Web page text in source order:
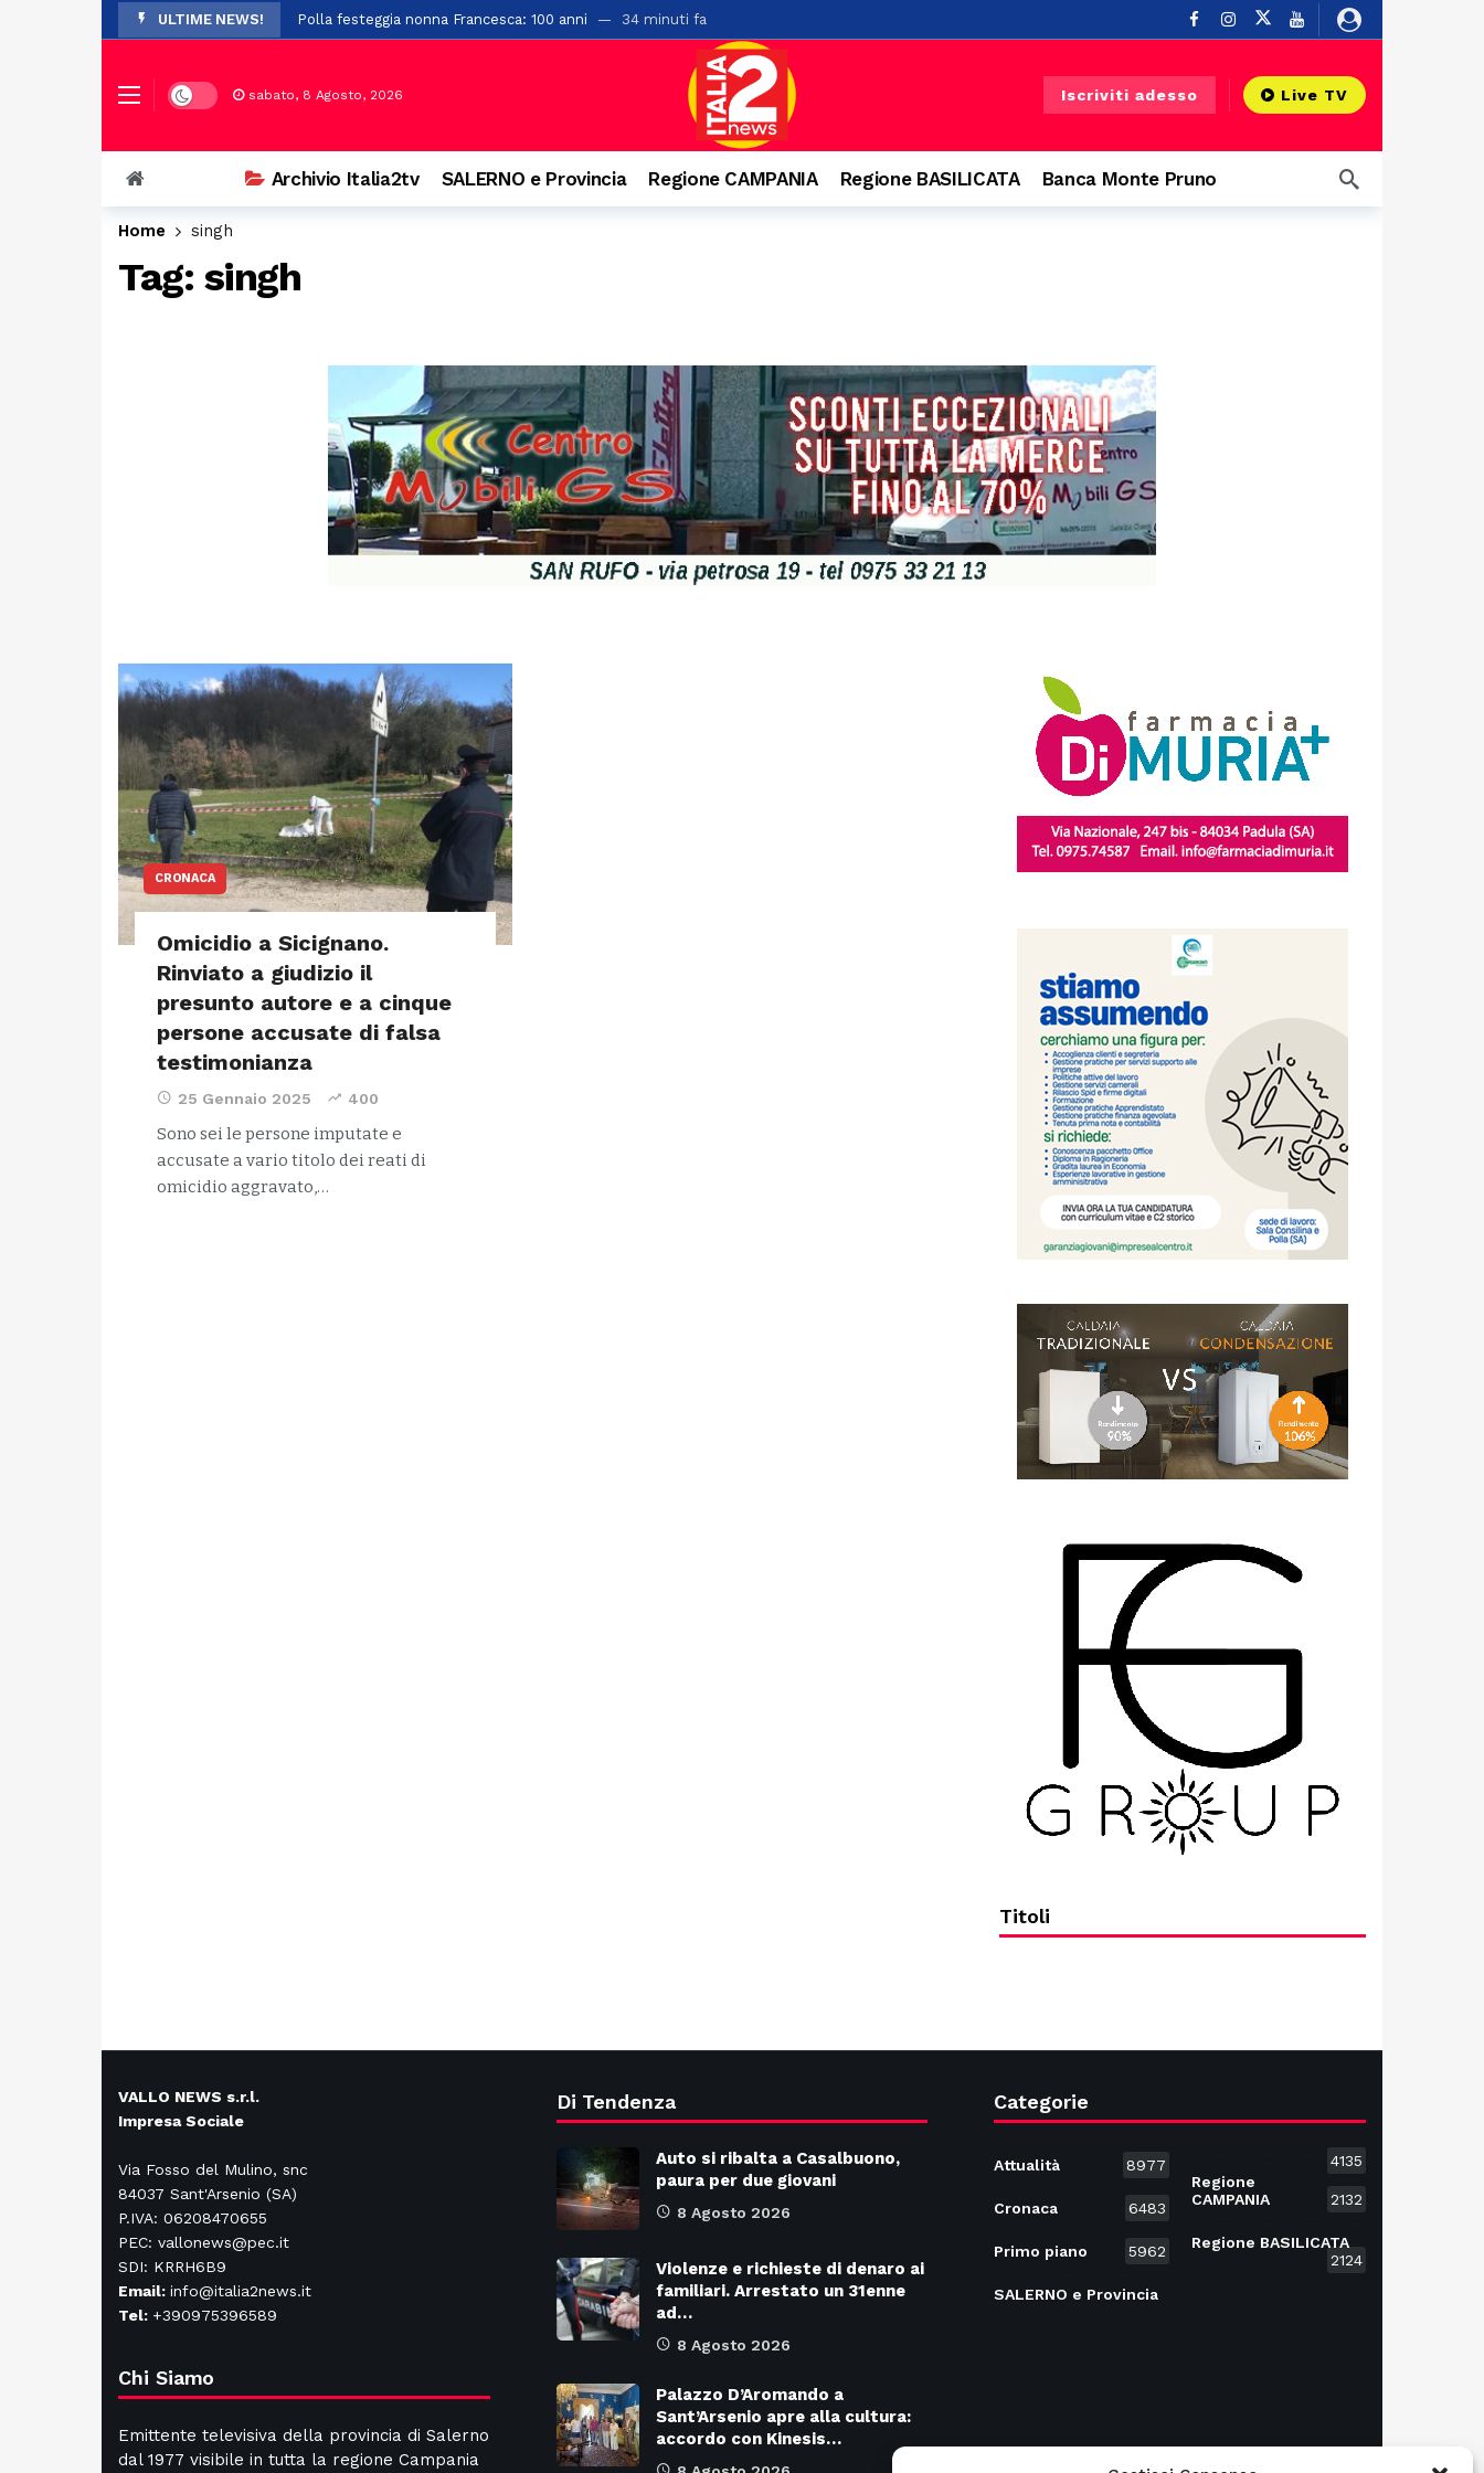
ULTIME NEWS! Polla festeggia nonna Francesca: 100 anni 34 minuti fa
Paura per 19 boy scout dispersi sul Monte Cerreto: salvati 5 ore fa
A Stio la presentazione de “L’Idioma Perduto” di Mario Infante, sostenuta dalla Banca Monte Pruno 7 ore fa
7 ore fa
Perde il controllo della moto e precipita nel vuoto, grave 27enne a Castellabate
Dark mode sabato, 8 Agosto, 2026 Iscriviti adesso Live TV
Archivio Italia2tv SALERNO e Provincia Regione CAMPANIA Regione BASILICATA Banca Monte Pruno
Home singh
Tag: singh
CRONACA
Omicidio a Sicignano.
Rinviato a giudizio il
presunto autore e a cinque
persone accusate di falsa
testimonianza
25 Gennaio 2025 400
Sono sei le persone imputate e
accusate a vario titolo dei reati di
omicidio aggravato,…
Titoli
VALLO NEWS s.r.l.
Impresa Sociale
Via Fosso del Mulino, snc
84037 Sant'Arsenio (SA)
P.IVA: 06208470655
PEC: vallonews@pec.it
SDI: KRRH6B9
Email: info@italia2news.it
Tel: +390975396589
Chi Siamo
Emittente televisiva della provincia di Salerno
dal 1977 visibile in tutta la regione Campania
Di Tendenza
Auto si ribalta a Casalbuono,
paura per due giovani
8 Agosto 2026
Violenze e richieste di denaro ai
familiari. Arrestato un 31enne
ad…
8 Agosto 2026
Palazzo D’Aromando a
Sant’Arsenio apre alla cultura:
accordo con Kinesis…
Categorie
Attualità 8977
Cronaca 6483
Primo piano 5962
SALERNO e Provincia
4135
Regione
CAMPANIA
2132
Regione BASILICATA
2124